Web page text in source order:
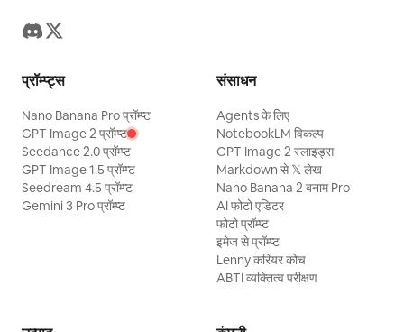
प्रॉम्प्ट्स
Nano Banana Pro प्रॉम्प्ट
GPT Image 2 प्रॉम्प्ट
Seedance 2.0 प्रॉम्प्ट
GPT Image 1.5 प्रॉम्प्ट
Seedream 4.5 प्रॉम्प्ट
Gemini 3 Pro प्रॉम्प्ट
संसाधन
Agents के लिए
NotebookLM विकल्प
GPT Image 2 स्लाइड्स
Markdown से 𝕏 लेख
Nano Banana 2 बनाम Pro
AI फोटो एडिटर
फोटो प्रॉम्प्ट
इमेज से प्रॉम्प्ट
Lenny करियर कोच
ABTI व्यक्तित्व परीक्षण